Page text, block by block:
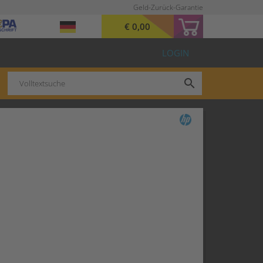
Geld-Zurück-Garantie
€ 0,00
LOGIN
search